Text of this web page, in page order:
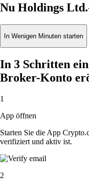
Nu Holdings
In Wenigen Minuten starten
In 3 Schritten
Broker-Konto
1
App öffnen
Starten Sie die App
verifiziert und aktiv ist.
2